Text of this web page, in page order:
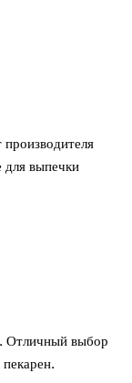
выпечки
Отличный выбор